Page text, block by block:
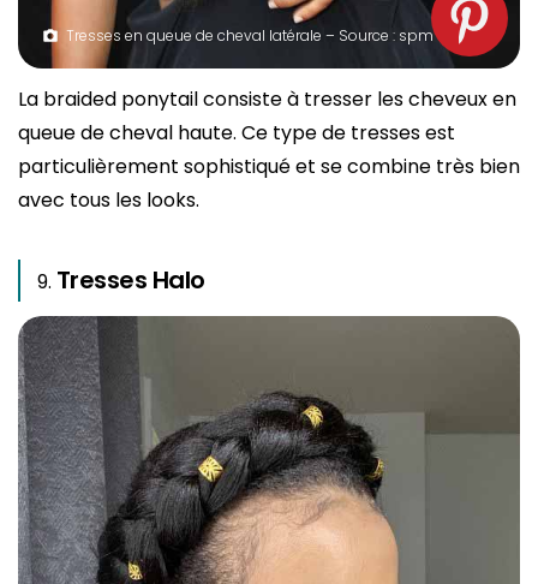
Tresses en queue de cheval latérale – Source : spm
La braided ponytail consiste à tresser les cheveux en
queue de cheval haute. Ce type de tresses est
particulièrement sophistiqué et se combine très bien
avec tous les looks.
Tresses Halo